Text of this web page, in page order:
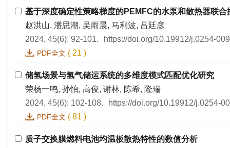
基于深度确定性策略梯度的PEMFC的水泵和散热器联合
赵洪山, 潘思潮, 吴雨晨, 马利波, 吕廷彦
2024, 45(6): 92-101.
https://doi.org/10.19912/j.0254-
PDF全文 ( 21 )
储氢场景与氢气储运系统的多维度模式匹配优化研究
荣杨一鸣, 孙怡, 高俊, 谢林, 陈希, 隆瑞
2024, 45(6): 102-108.
https://doi.org/10.19912/j.0254-
PDF全文 ( 81 )
质子交换膜燃料电池均温板散热特性的数值分析